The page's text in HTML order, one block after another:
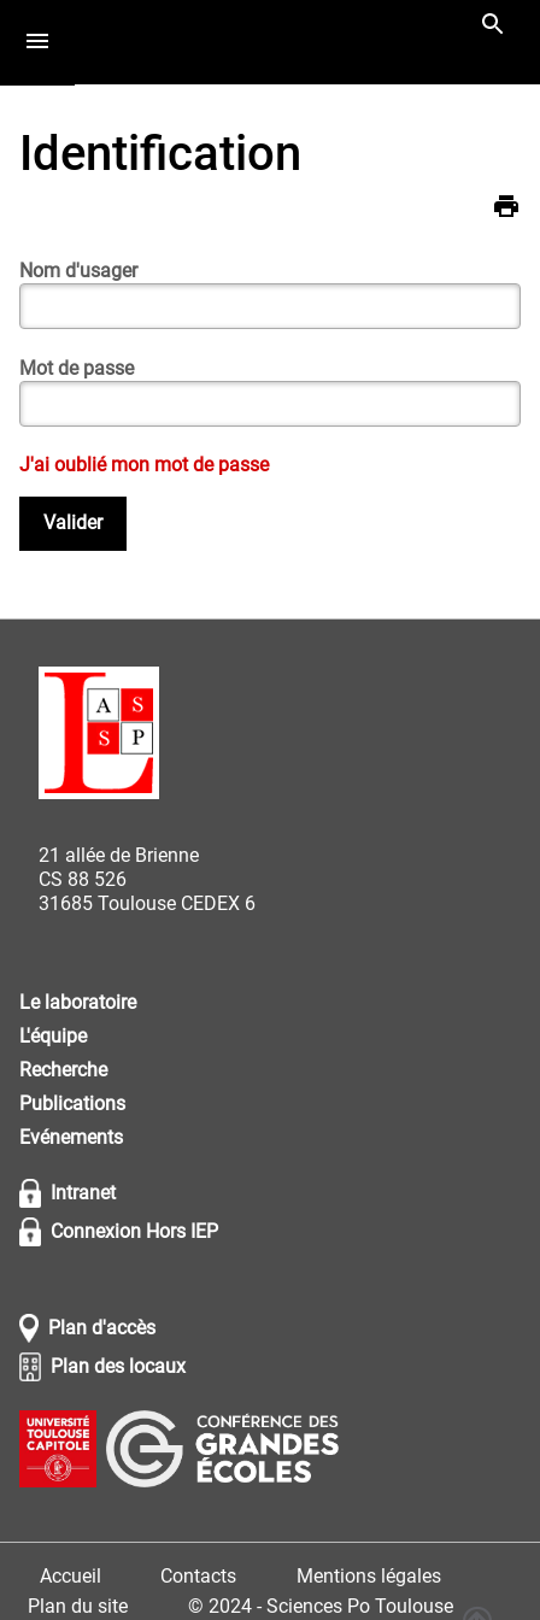
Vous
êtes
LASSP
Identification
Nom d'usager
Mot de passe
J'ai oublié mon mot de passe
21 allée de Brienne
CS 88 526
31685 Toulouse CEDEX 6
Le laboratoire
L'équipe
Recherche
Publications
Evénements
Intranet
Connexion Hors IEP
Plan d'accès
Plan des locaux
Accueil Contacts
Mentions légales
Plan du site
© 2024 - Sciences Po Toulouse